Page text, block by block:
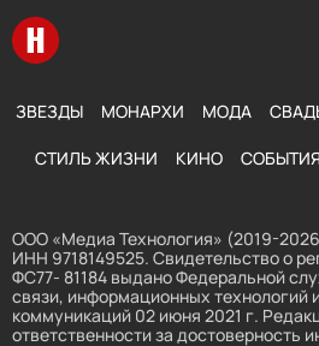
Перейти на главную
ЗВЕЗДЫ МОНАРХИ МОДА
СТИЛЬ ЖИЗНИ КИНО СОБЫТИЯ
ООО «Медиа Технология» (2019-
ИНН 9718149525. Свидетельство о
ФС77- 81184 выдано Федеральной
связи, информационных технологий
коммуникаций 02 июня 2021 г.
ответственности за достоверность